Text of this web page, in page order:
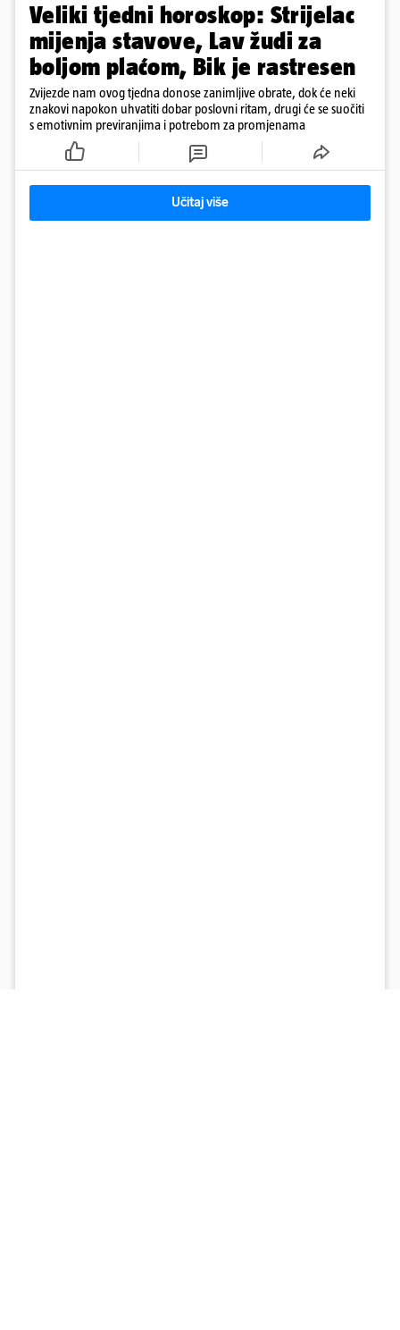
Veliki tjedni horoskop: Strijelac
mijenja stavove, Lav žudi za
boljom plaćom, Bik je rastresen
Zvijezde nam ovog tjedna donose zanimljive obrate, dok će neki
znakovi napokon uhvatiti dobar poslovni ritam, drugi će se suočiti
s emotivnim previranjima i potrebom za promjenama
Učitaj više